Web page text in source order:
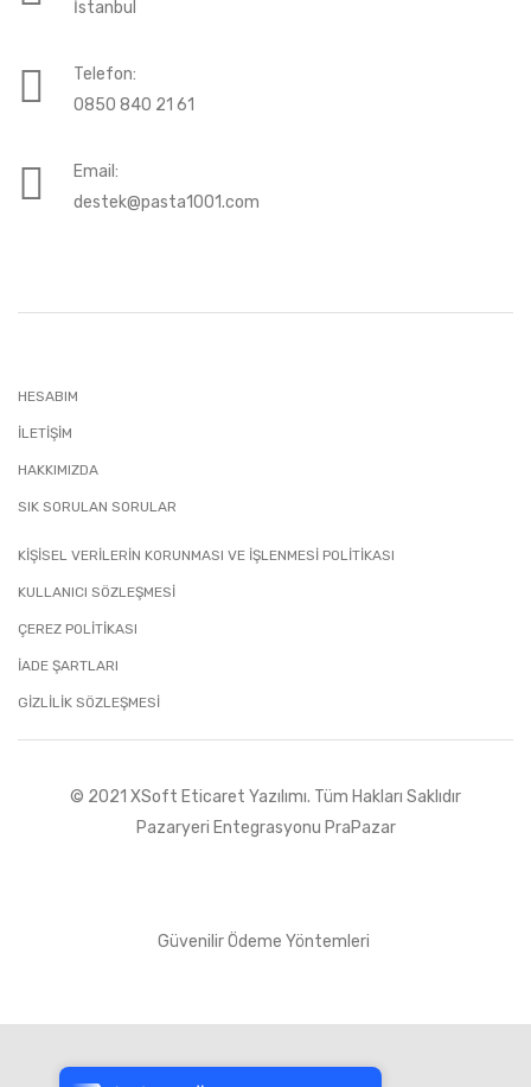
Tek Tıkla Ödeme Kolaylığı
7/24 Canlı Destek
İstanbul
Telefon:
0850 840 21 61
Email:
destek@pasta1001.com
HESABIM
İLETIŞIM
HAKKIMIZDA
SIK SORULAN SORULAR
KİŞİSEL VERİLERİN KORUNMASI VE İŞLENMESİ POLİTİKASI
KULLANICI SÖZLEŞMESİ
ÇEREZ POLİTİKASI
İADE ŞARTLARI
GIZLILIK SÖZLEŞMESI
© 2021 XSoft Eticaret Yazılımı. Tüm Hakları Saklıdır
Pazaryeri Entegrasyonu PraPazar
Güvenilir Ödeme Yöntemleri